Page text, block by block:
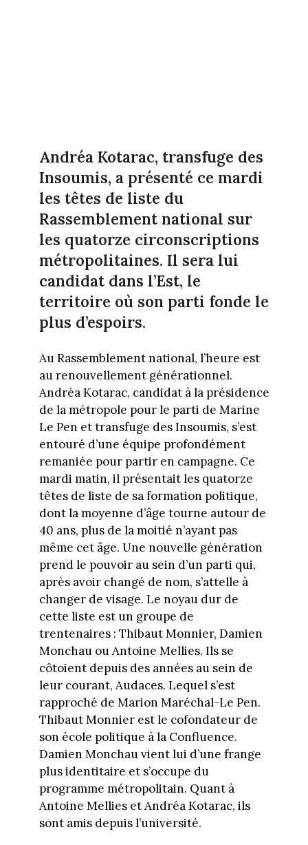
Andréa Kotarac, transfuge des
Insoumis, a présenté ce mardi
les têtes de liste du
Rassemblement national sur
les quatorze circonscriptions
métropolitaines. Il sera lui
candidat dans l’Est, le
territoire où son parti fonde le
plus d’espoirs.
Au Rassemblement national, l’heure est
au renouvellement générationnel.
Andréa Kotarac, candidat à la présidence
de la métropole pour le parti de Marine
Le Pen et transfuge des Insoumis, s’est
entouré d’une équipe profondément
remaniée pour partir en campagne. Ce
mardi matin, il présentait les quatorze
têtes de liste de sa formation politique,
dont la moyenne d’âge tourne autour de
40 ans, plus de la moitié n’ayant pas
même cet âge. Une nouvelle génération
prend le pouvoir au sein d’un parti qui,
après avoir changé de nom, s’attelle à
changer de visage. Le noyau dur de
cette liste est un groupe de
trentenaires : Thibaut Monnier, Damien
Monchau ou Antoine Mellies. Ils se
côtoient depuis des années au sein de
leur courant, Audaces. Lequel s’est
rapproché de Marion Maréchal-Le Pen.
Thibaut Monnier est le cofondateur de
son école politique à la Confluence.
Damien Monchau vient lui d’une frange
plus identitaire et s’occupe du
programme métropolitain. Quant à
Antoine Mellies et Andréa Kotarac, ils
sont amis depuis l’université.